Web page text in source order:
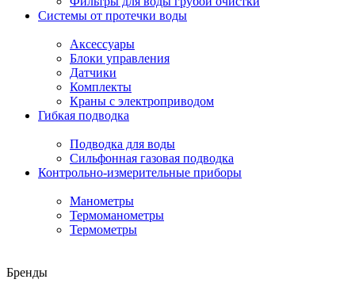
Системы от протечки воды
Аксессуары
Блоки управления
Датчики
Комплекты
Краны с электроприводом
Гибкая подводка
Подводка для воды
Сильфонная газовая подводка
Контрольно-измерительные приборы
Манометры
Термоманометры
Термометры
Бренды